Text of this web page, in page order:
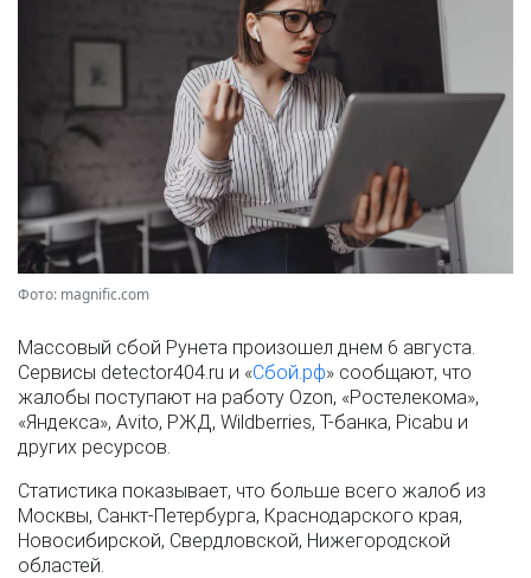
Фото: magnific.com
Массовый сбой Рунета произошел днем 6 августа.
Сервисы detector404.ru и «Сбой.рф» сообщают, что
жалобы поступают на работу Ozon, «Ростелекома»,
«Яндекса», Avito, РЖД, Wildberries, Т-банка, Picabu и
других ресурсов.
Статистика показывает, что больше всего жалоб из
Москвы, Санкт-Петербурга, Краснодарского края,
Новосибирской, Свердловской, Нижегородской
областей.